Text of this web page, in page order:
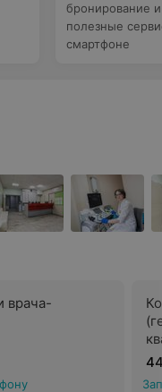
бронирование
полезные
смартфоне
врача-